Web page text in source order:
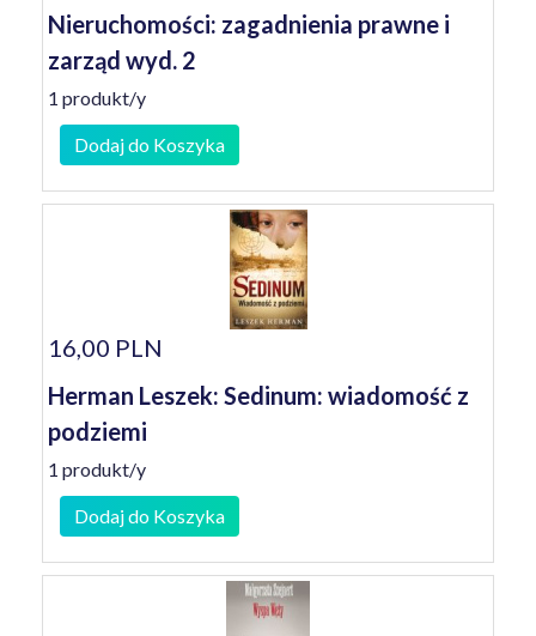
Nieruchomości: zagadnienia prawne i
zarząd wyd. 2
1 produkt/y
Dodaj do Koszyka
16,00 PLN
Herman Leszek: Sedinum: wiadomość z
podziemi
1 produkt/y
Dodaj do Koszyka